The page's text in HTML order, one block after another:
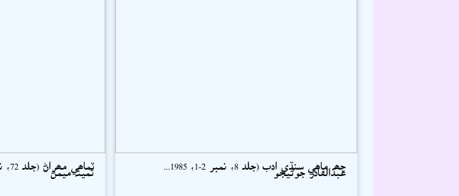
ڇھہ ماھي سنڌي ادب (جلد 8، نمبر 2-1، 1985...
عبدالقادر جوڻيجو
ٽماھي مھراڻ (جلد 72، نمبر 4، 2022)
ثمينہ ميمڻ